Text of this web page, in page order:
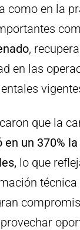
como en la
,
en las
que la
en un 370%
lo que
técnica